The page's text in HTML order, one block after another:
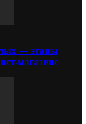
— этапы
магазине